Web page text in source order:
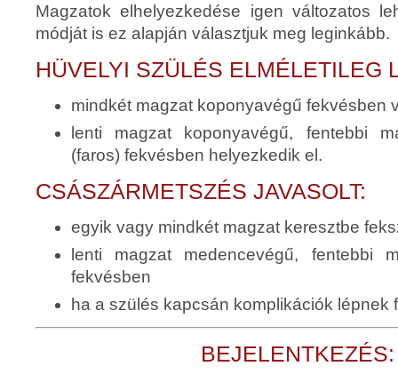
Magzatok elhelyezkedése igen változatos
módját is ez alapján választjuk meg leginkább.
HÜVELYI SZÜLÉS ELMÉLETILEG
mindkét magzat koponyavégű fekvésben
lenti magzat koponyavégű, fentebbi
(faros) fekvésben helyezkedik el.
CSÁSZÁRMETSZÉS JAVASOLT:
egyik vagy mindkét magzat keresztbe
lenti magzat medencevégű, fentebbi
fekvésben
ha a szülés kapcsán komplikációk lépnek
BEJELENTKEZÉS: